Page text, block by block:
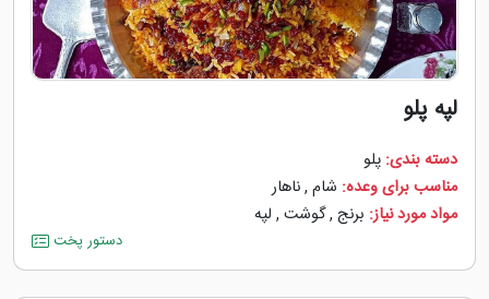
لپه پلو
دسته بندی: پلو
مناسب برای وعده: شام ,ناهار
مواد مورد نیاز: برنج ,گوشت , لپه
دستور پخت